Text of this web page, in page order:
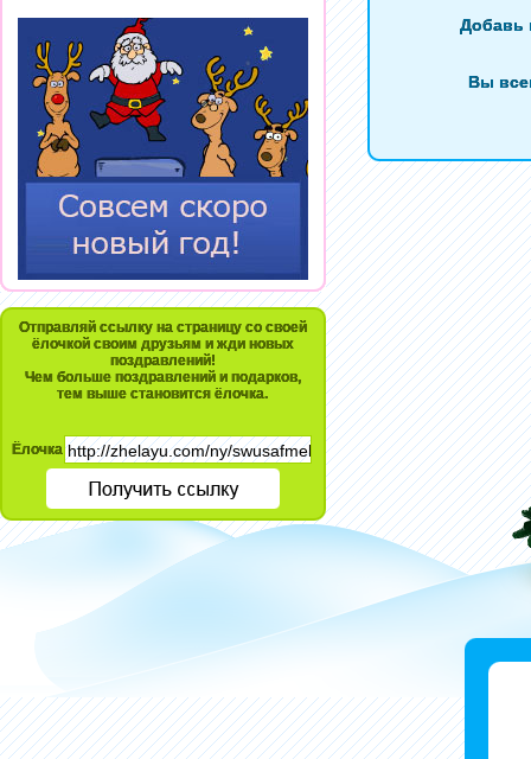
Отправляй ссылку на страницу со своей
ёлочкой своим друзьям и жди новых
поздравлений!
Чем больше поздравлений и подарков,
тем выше становится ёлочка.
Ёлочка
Добавь
Вы